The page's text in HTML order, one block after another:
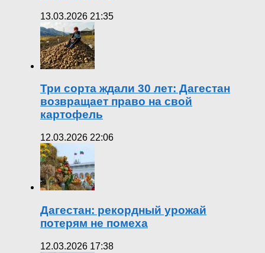
13.03.2026 21:35
Три сорта ждали 30 лет: Дагестан
возвращает право на свой
картофель
12.03.2026 22:06
Дагестан: рекордный урожай
потерям не помеха
12.03.2026 17:38